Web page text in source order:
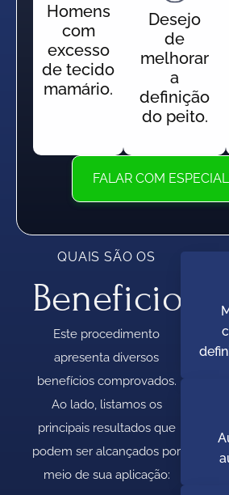
Homens
com
excesso
de tecido
mamário.
Desejo
de
melhorar
a
definição
do peito.
FALAR COM
QUAIS SÃO OS
Beneficios
Este procedimento
apresenta diversos
benefícios comprovados.
Ao lado, listamos os
principais resultados que
podem ser alcançados por
meio de sua aplicação: